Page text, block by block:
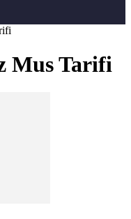
Mus Tarifi